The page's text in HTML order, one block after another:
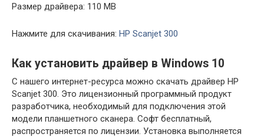
Размер драйвера: 110 MB
Нажмите для скачивания: HP Scanjet 300
Как установить драйвер в Windows 10
С нашего интернет-ресурса можно скачать драйвер HP
Scanjet 300. Это лицензионный программный продукт
разработчика, необходимый для подключения этой
модели планшетного сканера. Софт бесплатный,
распространяется по лицензии. Установка выполняется